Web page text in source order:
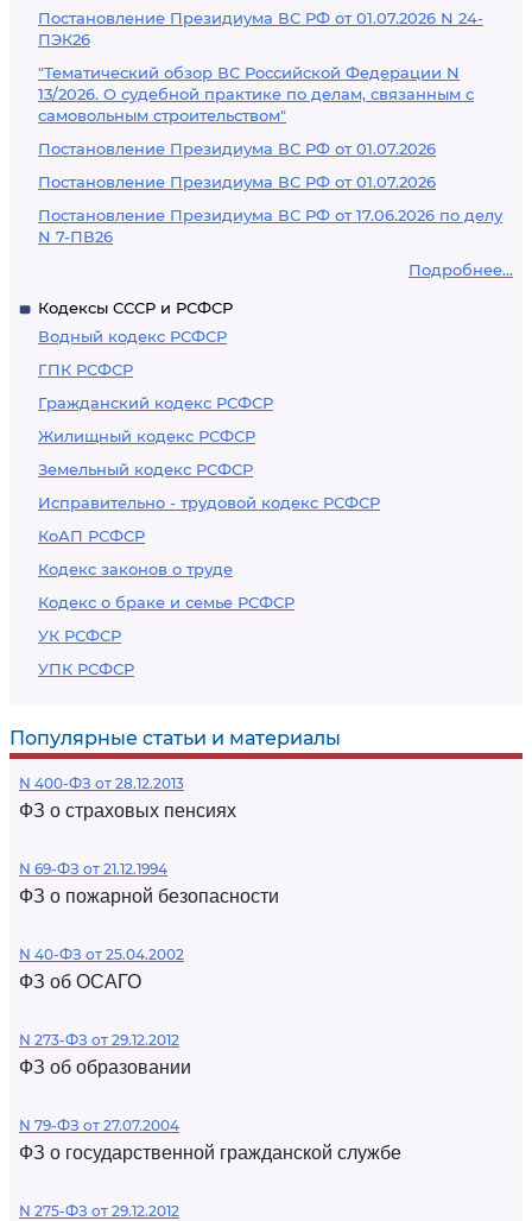
Постановление Президиума ВС РФ от 01.07.2026 N 24-
ПЭК26
"Тематический обзор ВС Российской Федерации N
13/2026. О судебной практике по делам, связанным с
самовольным строительством"
Постановление Президиума ВС РФ от 01.07.2026
Постановление Президиума ВС РФ от 01.07.2026
Постановление Президиума ВС РФ от 17.06.2026 по делу
N 7-ПВ26
Подробнее...
Кодексы СССР и РСФСР
Водный кодекс РСФСР
ГПК РСФСР
Гражданский кодекс РСФСР
Жилищный кодекс РСФСР
Земельный кодекс РСФСР
Исправительно - трудовой кодекс РСФСР
КоАП РСФСР
Кодекс законов о труде
Кодекс о браке и семье РСФСР
УК РСФСР
УПК РСФСР
Популярные статьи и материалы
N 400-ФЗ от 28.12.2013
ФЗ о страховых пенсиях
N 69-ФЗ от 21.12.1994
ФЗ о пожарной безопасности
N 40-ФЗ от 25.04.2002
ФЗ об ОСАГО
N 273-ФЗ от 29.12.2012
ФЗ об образовании
N 79-ФЗ от 27.07.2004
ФЗ о государственной гражданской службе
N 275-ФЗ от 29.12.2012